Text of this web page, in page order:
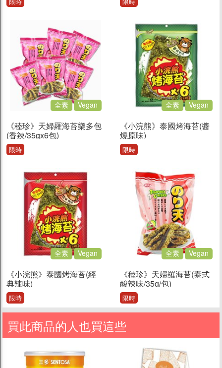
全素 Vegan
《稑珍》天婦羅海苔樂多包
(香辣/35gx6包)
限時
全素 Vegan
《小浣熊》泰國烤海苔(醬
燒原味)
限時
全素 Vegan
《小浣熊》泰國烤海苔(經
典辣味)
限時
全素 Vegan
《稑珍》天婦羅海苔(泰式
酸辣味/35g/包)
限時
買此商品的人也買這些